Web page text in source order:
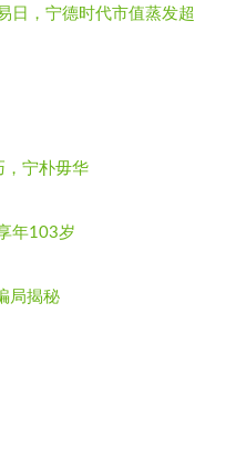
日，宁德时代市值蒸发超
，宁朴毋华
年103岁
局揭秘